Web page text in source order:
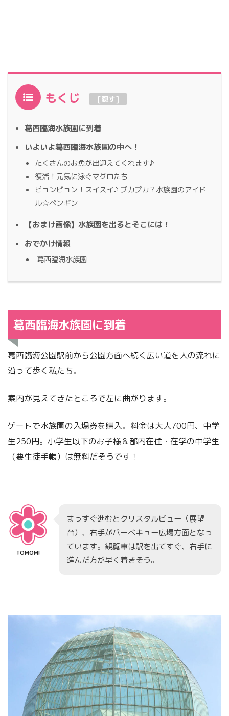
もくじ [隠す]
葛西臨海水族園に到着
いよいよ葛西臨海水族園の中へ！
たくさんのお魚が出迎えてくれます♪
復活！元気に泳ぐマグロたち
ピョンピョン！スイスイ♪ プカプカ？水族園のアイド
ル☆ペンギン
【おまけ画像】水族園を出るとそこには！
おでかけ情報
葛西臨海水族園
葛西臨海水族園に到着
葛西臨海公園駅前から公園方面へ続く広い道を人の流れに
沿って歩く私たち。
案内が見えてきたところで左に曲がります。
ゲートで水族園の入場券を購入。料金は大人700円、中学
生250円。小学生以下のお子様＆都内在住・在学の中学生
（要生徒手帳）は無料だそうです！
TOMOMI
まっすぐ進むとクリスタルビュー（展望
台）、右手がバーベキュー広場方面となっ
ています。観覧車は駅を出てすぐ、右手に
進んだ方が早く着きそう。